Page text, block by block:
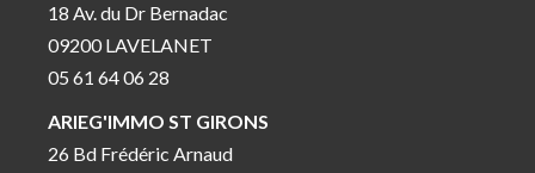
18 Av. du Dr Bernadac
09200 LAVELANET
05 61 64 06 28
ARIEG'IMMO ST GIRONS
26 Bd Frédéric Arnaud